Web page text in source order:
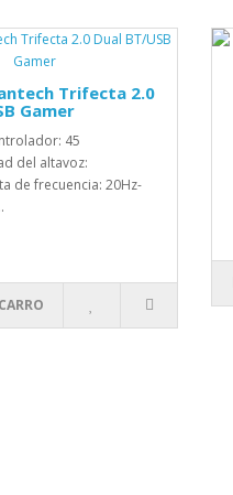
Trifecta 2.0
Gamer
45
del altavoz:
de frecuencia: 20Hz-